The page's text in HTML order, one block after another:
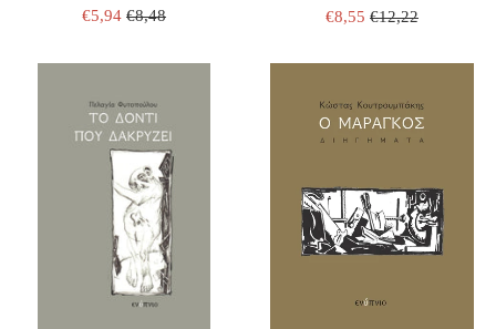
ΤΙΜΗ
€5,94 ΤΙΜΗ
€8,48
ΤΙΜΗ
€8,55 ΤΙΜΗ
€12,22